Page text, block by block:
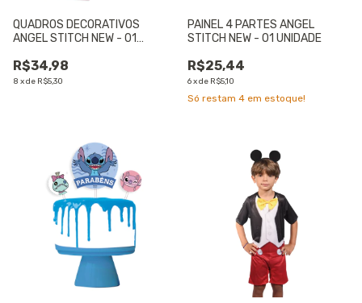
QUADROS DECORATIVOS
ANGEL STITCH NEW - 01
R$34,98
8 xde R$5,30
PAINEL 4 PARTES ANGEL
STITCH NEW - 01 UNIDADE
R$25,44
6xde R$5,10
Só restam 4 em estoque!